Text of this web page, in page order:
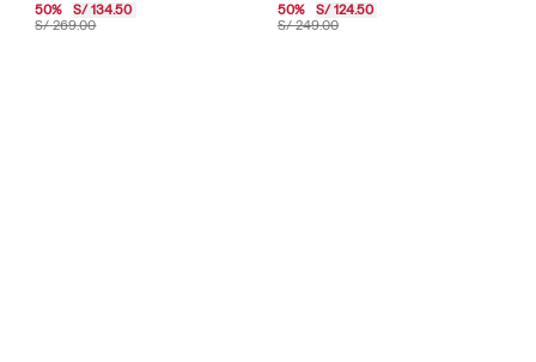
S/ 269.00
50% S/ 134.50
S/ 249.00
50% S/ 124.50